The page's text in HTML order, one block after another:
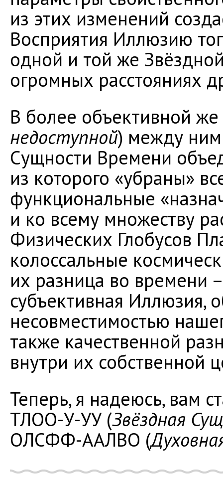
из этих изменений
Восприятия Иллюзию
одной и той же
огромных расстояниях
В более объективной же
недоступной) между
Сущности Времени
из которого «убраны»
функциональные
и ко всему множеству
Физических Глобусов
колоссальные
их разница во времени
субъективная Иллюзия,
несовместимостью
также качественной
внутри их собственной
Теперь, я надеюсь, вам
ТЛОО-У-УУ (Звёздная
ОЛСФФ-ААЛВО (